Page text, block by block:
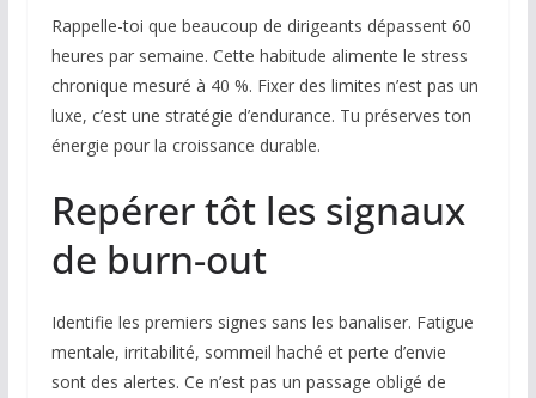
Rappelle-toi que beaucoup de dirigeants dépassent 60
heures par semaine. Cette habitude alimente le stress
chronique mesuré à 40 %. Fixer des limites n’est pas un
luxe, c’est une stratégie d’endurance. Tu préserves ton
énergie pour la croissance durable.
Repérer tôt les signaux
de burn-out
Identifie les premiers signes sans les banaliser. Fatigue
mentale, irritabilité, sommeil haché et perte d’envie
sont des alertes. Ce n’est pas un passage obligé de